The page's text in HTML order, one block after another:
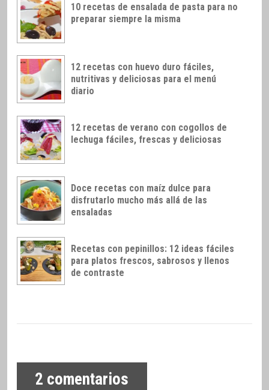
10 recetas de ensalada de pasta para no
preparar siempre la misma
12 recetas con huevo duro fáciles,
nutritivas y deliciosas para el menú
diario
12 recetas de verano con cogollos de
lechuga fáciles, frescas y deliciosas
Doce recetas con maíz dulce para
disfrutarlo mucho más allá de las
ensaladas
Recetas con pepinillos: 12 ideas fáciles
para platos frescos, sabrosos y llenos
de contraste
2 comentarios